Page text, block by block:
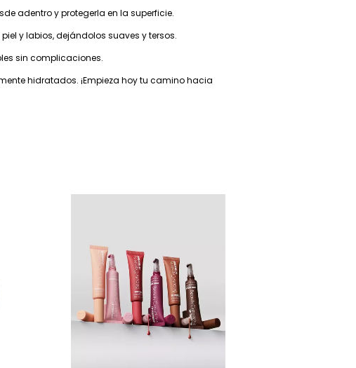
adentro y protegerla en la superficie.
y labios, dejándolos suaves y tersos.
sin complicaciones.
hidratados. ¡Empieza hoy tu camino hacia